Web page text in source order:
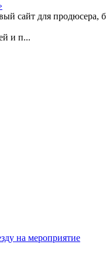
сайт для
и п...
на мероприятие